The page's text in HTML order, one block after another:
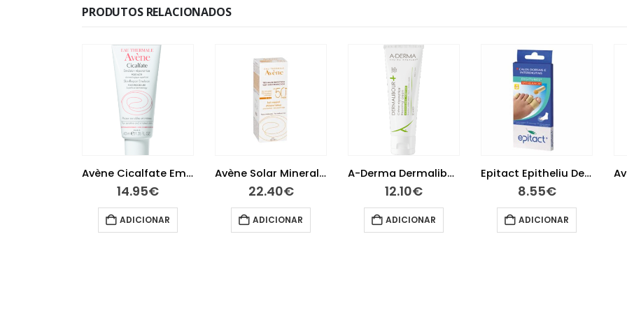
PRODUTOS RELACIONADOS
Avène Solar Mineral Leite 50+ 100 ml
22.40€
ADICIONAR
A-Derma Dermalibour Creme Reparador 50 ml
12.10€
ADICIONAR
Epitact Epitheliu Dedeira Ts
8.55€
ADICIONAR
Avène Solar Stick Large 50+ 8g
14.95€
ADICIONAR